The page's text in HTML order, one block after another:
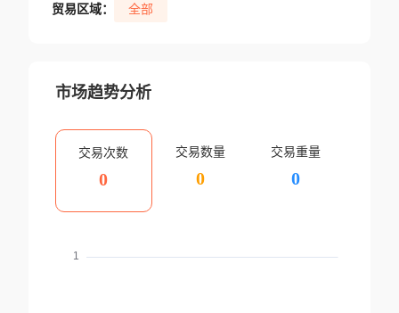
贸易区域： 全部
市场趋势分析
交易次数
0
交易数量
0
交易重量
0